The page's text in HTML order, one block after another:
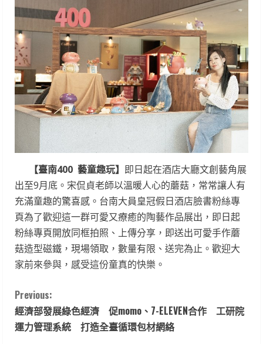
【臺南400 藝童趣玩】 即日起在酒店大廳文創藝角展
出至9月底。宋侃貞老師以溫暖人心的蘑菇，常常讓人有
充滿童趣的驚喜感。台南大員皇冠假日酒店臉書粉絲專
頁為了歡迎這一群可愛又療癒的陶藝作品展出，即日起
粉絲專頁開放同框拍照、上傳分享，即送出可愛手作蘑
菇造型磁鐵，現場領取，數量有限、送完為止。歡迎大
家前來參與，感受這份童真的快樂。
C
o
Previous:
經濟部發展綠色經濟 促momo、7-ELEVEN合作 工研院
運力管理系統 打造全臺循環包材網絡